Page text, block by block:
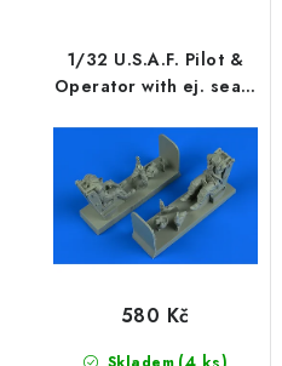
1/32 U.S.A.F. Pilot &
Operator with ej. seats
Vietnam War
580 Kč